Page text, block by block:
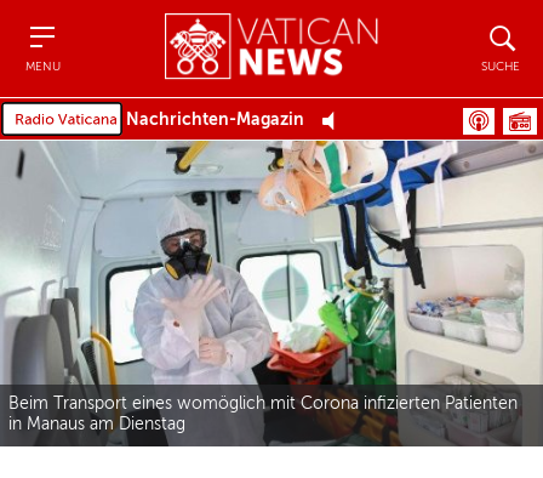
MENU SUCHE
Nachrichten-Magazin
Beim Transport eines womöglich mit Corona infizierten Patienten
in Manaus am Dienstag